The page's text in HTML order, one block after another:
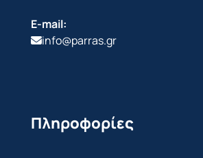
E-mail:
info@parras.gr
Πληροφορίες